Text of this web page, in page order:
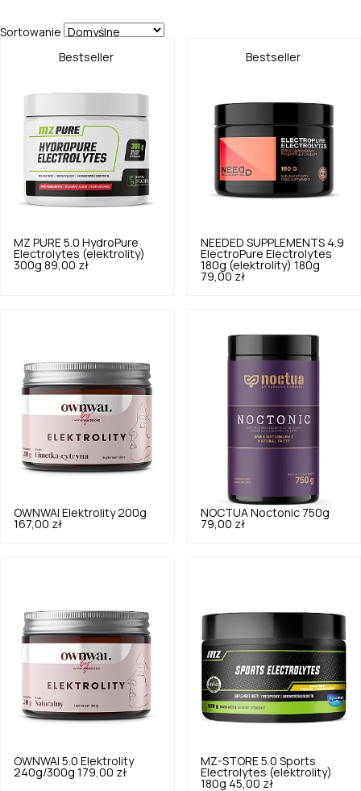
Sortowanie
Bestseller
MZ PURE 5.0 HydroPure
Electrolytes (elektrolity)
300g 89,00 zł
Bestseller
NEEDED SUPPLEMENTS 4.9
ElectroPure Electrolytes
180g (elektrolity) 180g
79,00 zł
OWNWAI
Elektrolity 200g
167,00 zł
NOCTUA Noctonic 750g
79,00 zł
OWNWAI 5.0 Elektrolity
240g/300g 179,00 zł
MZ-STORE 5.0 Sports
Electrolytes (elektrolity)
180g 45,00 zł